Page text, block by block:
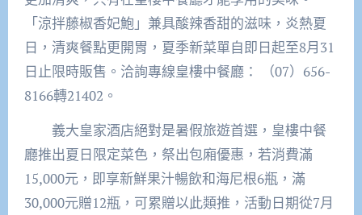
「涼拌藤椒香妃鮑」兼具酸辣香甜的滋味，炎熱夏
日，清爽餐點更開胃，夏季新菜單自即日起至8月31
日止限時販售。洽詢專線皇樓中餐廳： （07）656-
8166轉21402。
義大皇家酒店絕對是暑假旅遊首選，皇樓中餐
廳推出夏日限定菜色，祭出包廂優惠，若消費滿
15,000元，即享新鮮果汁暢飲和海尼根6瓶，滿
30,000元贈12瓶，可累贈以此類推，活動日期從7月